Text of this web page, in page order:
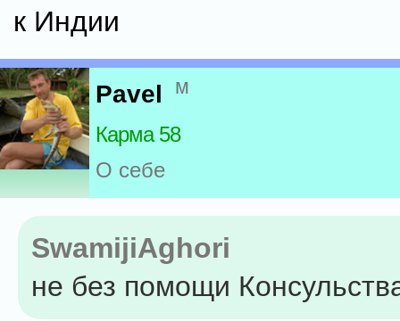
к Индии
Pavel м
Карма 58
О себе
SwamijiAghori
не без помощи